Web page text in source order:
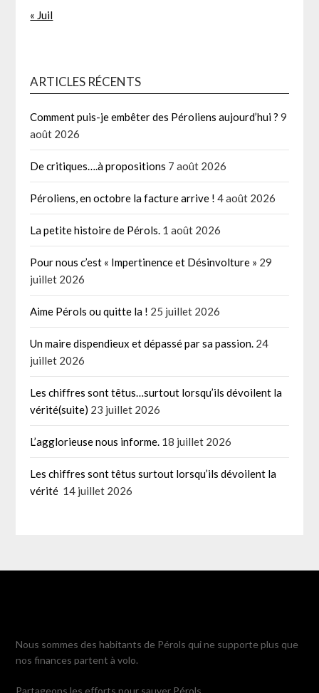
« Juil
ARTICLES RÉCENTS
Comment puis-je embêter des Péroliens aujourd’hui ? 9
août 2026
De critiques….à propositions 7 août 2026
Péroliens, en octobre la facture arrive ! 4 août 2026
La petite histoire de Pérols. 1 août 2026
Pour nous c’est « Impertinence et Désinvolture » 29
juillet 2026
Aime Pérols ou quitte la ! 25 juillet 2026
Un maire dispendieux et dépassé par sa passion. 24
juillet 2026
Les chiffres sont têtus…surtout lorsqu’ils dévoilent la
vérité(suite) 23 juillet 2026
L’agglorieuse nous informe. 18 juillet 2026
Les chiffres sont têtus surtout lorsqu’ils dévoilent la
vérité 14 juillet 2026
Nous sommes des habitants de Pérols qui ne supporte plus que
nos finances partent à volo.
Partageons les efforts pour sauver Pérols.